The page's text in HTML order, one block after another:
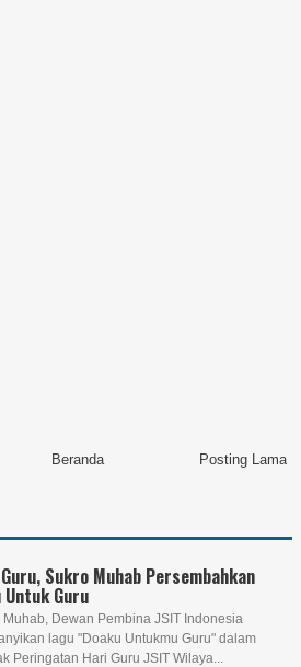
Posting Lama
Beranda
Sukro Muhab Persembahkan
Untuk Guru
Muhab, Dewan Pembina JSIT Indonesia
lagu "Doaku Untukmu Guru" dalam
Peringatan Hari Guru JSIT Wilaya...